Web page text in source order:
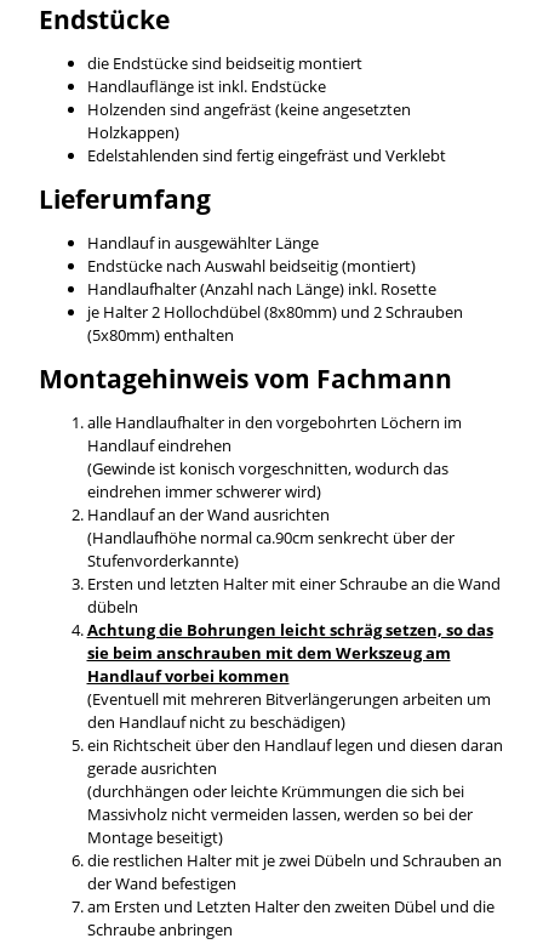
Endstücke
die Endstücke sind beidseitig montiert
Handlauflänge ist inkl. Endstücke
Holzenden sind angefräst (keine angesetzten
Holzkappen)
Edelstahlenden sind fertig eingefräst und Verklebt
Lieferumfang
Handlauf in ausgewählter Länge
Endstücke nach Auswahl beidseitig (montiert)
Handlaufhalter (Anzahl nach Länge) inkl. Rosette
je Halter 2 Hollochdübel (8x80mm) und 2 Schrauben
(5x80mm) enthalten
Montagehinweis vom Fachmann
alle Handlaufhalter in den vorgebohrten Löchern im
Handlauf eindrehen
(Gewinde ist konisch vorgeschnitten, wodurch das
eindrehen immer schwerer wird)
Handlauf an der Wand ausrichten
(Handlaufhöhe normal ca.90cm senkrecht über der
Stufenvorderkannte)
Ersten und letzten Halter mit einer Schraube an die Wand
dübeln
Achtung die Bohrungen leicht schräg setzen, so das
sie beim anschrauben mit dem Werkszeug am
Handlauf vorbei kommen
(Eventuell mit mehreren Bitverlängerungen arbeiten um
den Handlauf nicht zu beschädigen)
ein Richtscheit über den Handlauf legen und diesen daran
gerade ausrichten
(durchhängen oder leichte Krümmungen die sich bei
Massivholz nicht vermeiden lassen, werden so bei der
Montage beseitigt)
die restlichen Halter mit je zwei Dübeln und Schrauben an
der Wand befestigen
am Ersten und Letzten Halter den zweiten Dübel und die
Schraube anbringen